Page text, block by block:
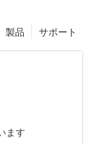
サポート
製品